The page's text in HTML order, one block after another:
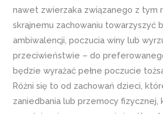
nawet zwierzaka związanego z tym
skrajnemu zachowaniu towarzyszyć
ambiwalencji, poczucia winy lub
przeciwieństwie – do
będzie wyrażać pełne poczucie
Różni się to od zachowań dzieci,
zaniedbania lub przemocy fizycznej,